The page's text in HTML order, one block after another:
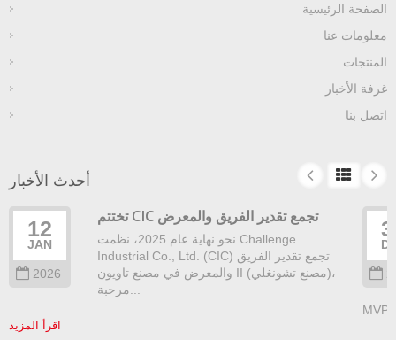
الصفحة الرئيسية
معلومات عنا
المنتجات
غرفة الأخبار
اتصل بنا
أحدث الأخبار
12
JAN
2026
تختتم CIC تجمع تقدير الفريق والمعرض
نحو نهاية عام 2025، نظمت Challenge
Industrial Co., Ltd. (CIC) تجمع تقدير الفريق
والمعرض في مصنع تاويون II (مصنع تشونغلي)،
اقرأ المزيد